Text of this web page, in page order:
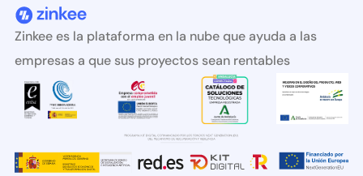
Zinkee es la plataforma en la nube que ayuda a las
empresas a que sus proyectos sean rentables